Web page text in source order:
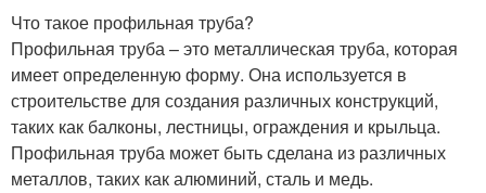
Что такое профильная труба?
Профильная труба – это металлическая труба, которая
имеет определенную форму. Она используется в
строительстве для создания различных конструкций,
таких как балконы, лестницы, ограждения и крыльца.
Профильная труба может быть сделана из различных
металлов, таких как алюминий, сталь и медь.